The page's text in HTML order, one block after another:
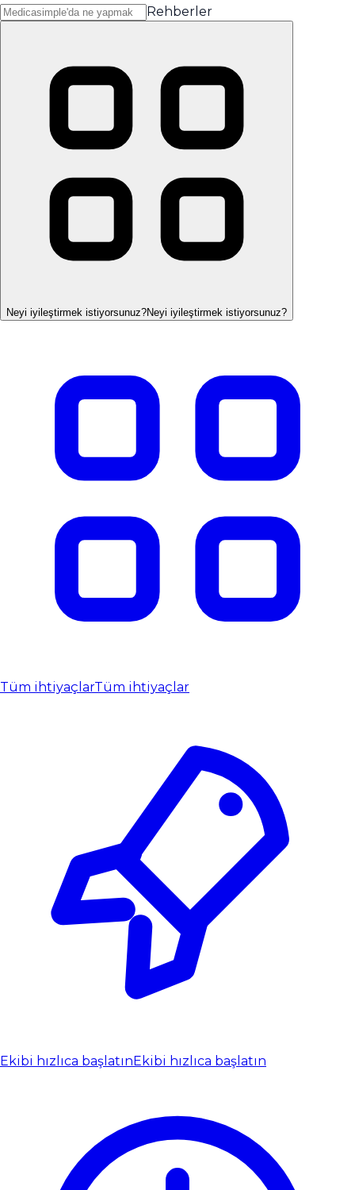
Rehberler
Neyi iyileştirmek istiyorsunuz?Neyi iyileştirmek istiyorsunuz?
Tüm ihtiyaçlarTüm ihtiyaçlar
Ekibi hızlıca başlatınEkibi hızlıca başlatın